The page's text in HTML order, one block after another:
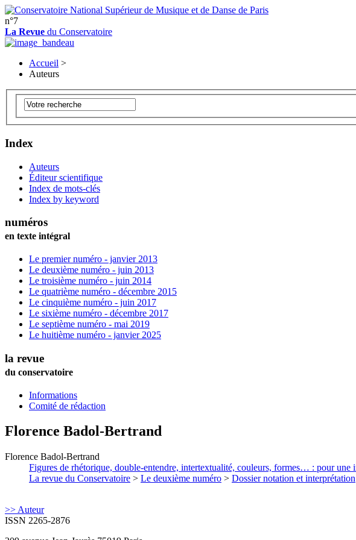
n°7
La Revue du Conservatoire
Accueil >
Auteurs
Index
Auteurs
Éditeur scientifique
Index de mots-clés
Index by keyword
numéros
en texte intégral
Le premier numéro - janvier 2013
Le deuxième numéro - juin 2013
Le troisième numéro - juin 2014
Le quatrième numéro - décembre 2015
Le cinquième numéro - juin 2017
Le sixième numéro - décembre 2017
Le septième numéro - mai 2019
Le huitième numéro - janvier 2025
la revue
du conservatoire
Informations
Comité de rédaction
Florence Badol-Bertrand
Florence Badol-Bertrand
Figures de rhétorique, double-entendre, intertextualité, couleurs, formes… : pour une
La revue du Conservatoire > Le deuxième numéro > Dossier notation et interprétation
>> Auteur
ISSN 2265-2876